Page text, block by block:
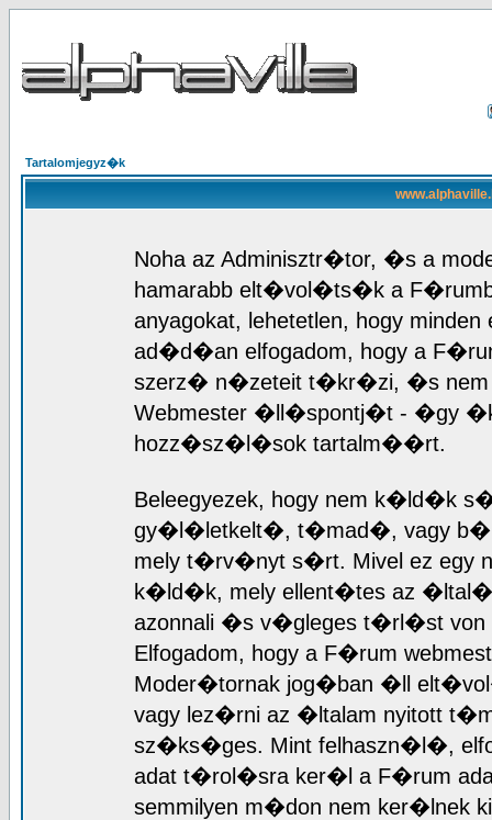
Tartalomjegyz�k
Noha az Adminisztr�tor, �s a
hamarabb elt�vol�ts�k a
anyagokat, lehetetlen, hogy
ad�d�an elfogadom, hogy a
szerz� n�zeteit t�kr�zi, �s nem
Webmester �ll�spontj�t - �gy
hozz�sz�l�sok tartalm��rt.
Beleegyezek, hogy nem k�ld�k
gy�l�letkelt�, t�mad�, vagy
mely t�rv�nyt s�rt. Mivel ez egy
k�ld�k, mely ellent�tes az
azonnali �s v�gleges t�rl�st von
Elfogadom, hogy a F�rum
Moder�tornak jog�ban �ll
vagy lez�rni az �ltalam nyitott
sz�ks�ges. Mint felhaszn�l�,
adat t�rol�sra ker�l a F�rum
semmilyen m�don nem ker�lnek